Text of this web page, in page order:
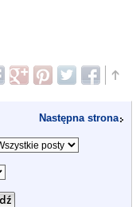
Następna strona